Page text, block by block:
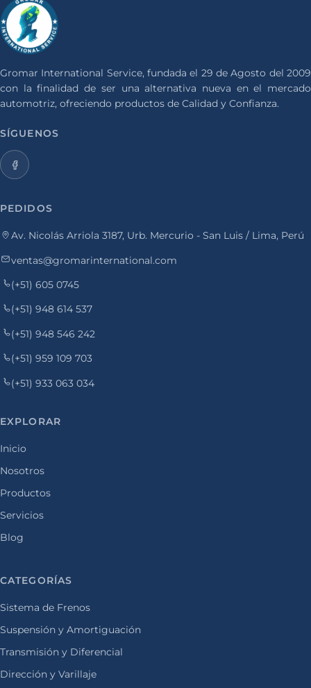
Gromar International Service, fundada el 29 de Agosto del 2009
con la finalidad de ser una alternativa nueva en el mercado
automotriz, ofreciendo productos de Calidad y Confianza.
SÍGUENOS
PEDIDOS
Av. Nicolás Arriola 3187, Urb. Mercurio - San Luis / Lima, Perú
ventas@gromarinternational.com
(+51) 605 0745
(+51) 948 614 537
(+51) 948 546 242
(+51) 959 109 703
(+51) 933 063 034
EXPLORAR
Inicio
Nosotros
Productos
Servicios
Blog
CATEGORÍAS
Sistema de Frenos
Suspensión y Amortiguación
Transmisión y Diferencial
Dirección y Varillaje